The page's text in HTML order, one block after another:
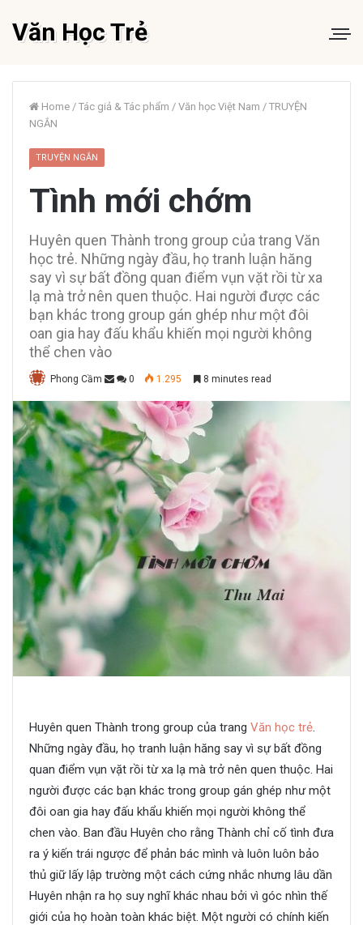
Văn Học Trẻ
Home / Tác giả & Tác phẩm / Văn học Việt Nam / TRUYỆN
NGẮN
TRUYỆN NGẮN
Tình mới chớm
Huyên quen Thành trong group của trang Văn
học trẻ. Những ngày đầu, họ tranh luận hăng
say vì sự bất đồng quan điểm vụn vặt rồi từ xa
lạ mà trở nên quen thuộc. Hai người được các
bạn khác trong group gán ghép như một đôi
oan gia hay đấu khẩu khiến mọi người không
thể chen vào
Phong Cầm 0 1.295 8 minutes read
Huyên quen Thành trong group của trang Văn học trẻ.
Những ngày đầu, họ tranh luận hăng say vì sự bất đồng
quan điểm vụn vặt rồi từ xa lạ mà trở nên quen thuộc. Hai
người được các bạn khác trong group gán ghép như một
đôi oan gia hay đấu khẩu khiến mọi người không thể
chen vào. Ban đầu Huyên cho rằng Thành chỉ cố tình đưa
ra ý kiến trái ngược để phản bác mình và luôn luôn bảo
thủ giữ lấy lập trường một cách cứng nhắc nhưng lâu dần
Huyên nhận ra họ suy nghĩ khác nhau bởi vì góc nhìn thế
giới của họ hoàn toàn khác biệt. Một người có chính kiến